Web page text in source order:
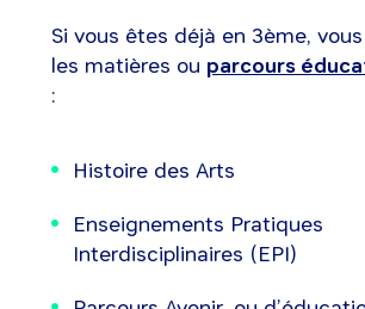
Si vous êtes déjà en 3ème,
les matières ou parcours
:
Histoire des Arts
Enseignements Pratiques
Interdisciplinaires (EPI)